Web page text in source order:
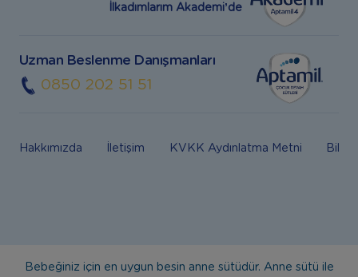
İlkadımlarım Akademi’de
Uzman Beslenme Danışmanları
0850 202 51 51
Hakkımızda İletişim KVKK Aydınlatma Metni Bilgi
Bebeğiniz için en uygun besin anne sütüdür. Anne sütü ile